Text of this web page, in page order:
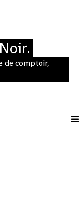
de comptoir,